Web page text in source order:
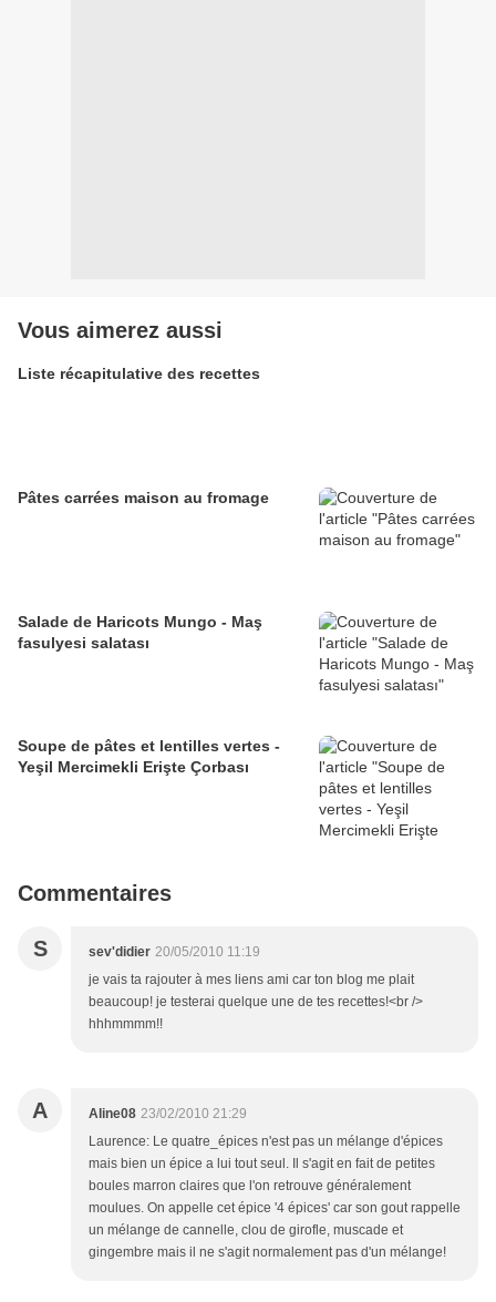
Vous aimerez aussi
Liste récapitulative des recettes
Pâtes carrées maison au fromage
Salade de Haricots Mungo - Maş
fasulyesi salatası
Soupe de pâtes et lentilles vertes -
Yeşil Mercimekli Erişte Çorbası
Commentaires
S sev'didier 20/05/2010 11:19
je vais ta rajouter à mes liens ami car ton blog me plait
beaucoup! je testerai quelque une de tes recettes!<br />
hhhmmmm!!
A Aline08 23/02/2010 21:29
Laurence: Le quatre_épices n'est pas un mélange d'épices
mais bien un épice a lui tout seul. Il s'agit en fait de petites
boules marron claires que l'on retrouve généralement
moulues. On appelle cet épice '4 épices' car son gout rappelle
un mélange de cannelle, clou de girofle, muscade et
gingembre mais il ne s'agit normalement pas d'un mélange!